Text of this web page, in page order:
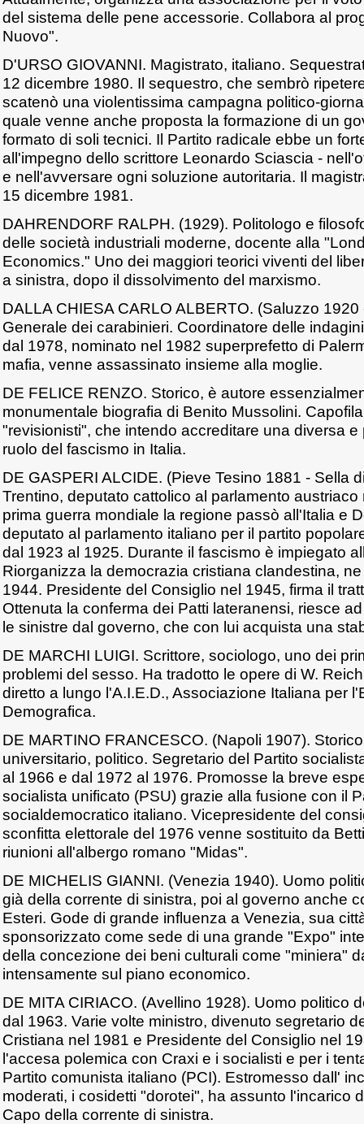
del sistema delle pene accessorie. Collabora al
Nuovo".
D'URSO GIOVANNI. Magistrato, italiano.
12 dicembre 1980. Il sequestro, che sembrò
scatenò una violentissima campagna politico-
quale venne anche proposta la formazione di un
formato di soli tecnici. Il Partito radicale ebbe un
all'impegno dello scrittore Leonardo Sciascia -
e nell'avversare ogni soluzione autoritaria. Il
15 dicembre 1981.
DAHRENDORF RALPH. (1929). Politologo e
delle società industriali moderne, docente alla
Economics." Uno dei maggiori teorici viventi del
a sinistra, dopo il dissolvimento del marxismo.
DALLA CHIESA CARLO ALBERTO. (Saluzzo
Generale dei carabinieri. Coordinatore delle
dal 1978, nominato nel 1982 superprefetto di
mafia, venne assassinato insieme alla moglie.
DE FELICE RENZO. Storico, è autore
monumentale biografia di Benito Mussolini.
"revisionisti", che intendo accreditare una diversa
ruolo del fascismo in Italia.
DE GASPERI ALCIDE. (Pieve Tesino 1881 - Sella
Trentino, deputato cattolico al parlamento
prima guerra mondiale la regione passò all'Italia e
deputato al parlamento italiano per il partito
dal 1923 al 1925. Durante il fascismo è impiegato
Riorganizza la democrazia cristiana clandestina,
1944. Presidente del Consiglio nel 1945, firma il
Ottenuta la conferma dei Patti lateranensi, riesce
le sinistre dal governo, che con lui acquista una
DE MARCHI LUIGI. Scrittore, sociologo, uno dei
problemi del sesso. Ha tradotto le opere di W.
diretto a lungo l'A.I.E.D., Associazione Italiana per
Demografica.
DE MARTINO FRANCESCO. (Napoli 1907).
universitario, politico. Segretario del Partito
al 1966 e dal 1972 al 1976. Promosse la breve
socialista unificato (PSU) grazie alla fusione con il
socialdemocratico italiano. Vicepresidente del
sconfitta elettorale del 1976 venne sostituito da
riunioni all'albergo romano "Midas".
DE MICHELIS GIANNI. (Venezia 1940). Uomo
già della corrente di sinistra, poi al governo anche
Esteri. Gode di grande influenza a Venezia, sua
sponsorizzato come sede di una grande "Expo"
della concezione dei beni culturali come "miniera"
intensamente sul piano economico.
DE MITA CIRIACO. (Avellino 1928). Uomo politico
dal 1963. Varie volte ministro, divenuto segretario
Cristiana nel 1981 e Presidente del Consiglio nel
l'accesa polemica con Craxi e i socialisti e per i
Partito comunista italiano (PCI). Estromesso dall'
moderati, i cosidetti "dorotei", ha assunto l'incarico
Capo della corrente di sinistra.